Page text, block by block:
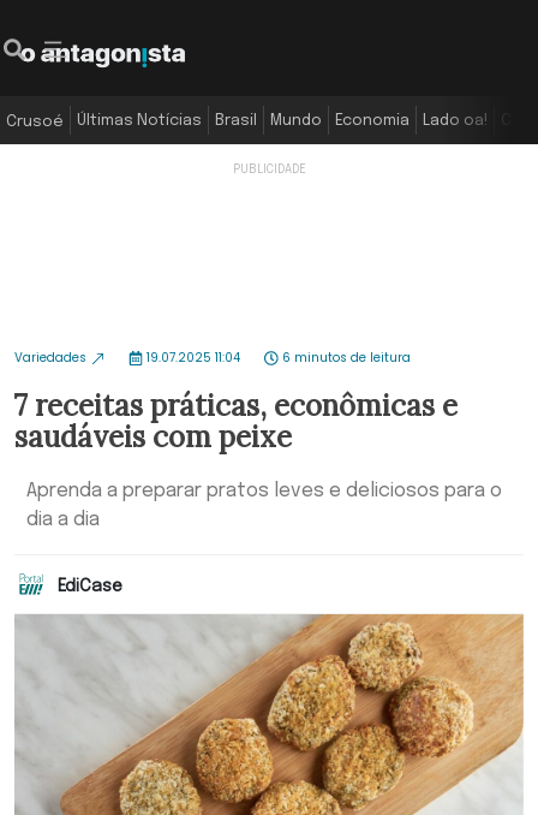
Crusoé Últimas Notícias Brasil Mundo Economia Lado oa!
Variedades 19.07.2025 11:04 6 minutos de leitura
7 receitas práticas, econômicas e
saudáveis com peixe
Aprenda a preparar pratos leves e deliciosos para o
dia a dia
EdiCase